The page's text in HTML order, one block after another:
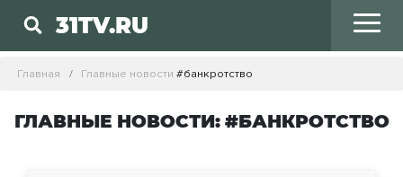
31TV.RU
Главная Главные новости #банкротство
ГЛАВНЫЕ НОВОСТИ: #БАНКРОТСТВО